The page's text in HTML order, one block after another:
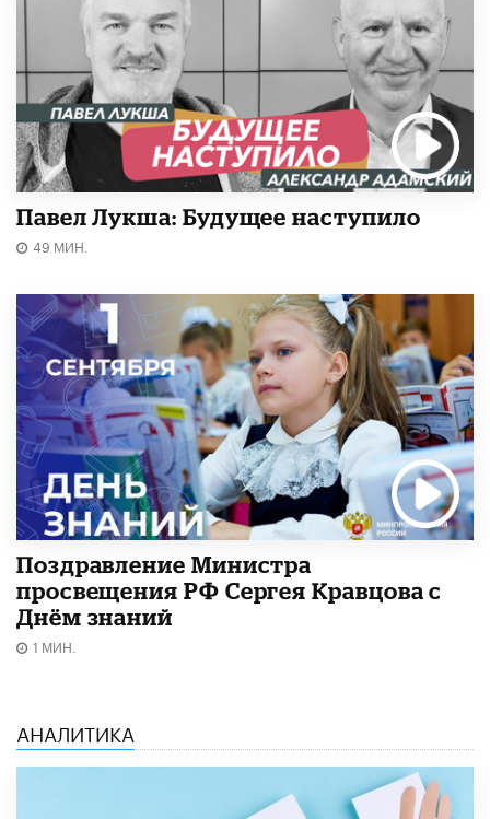
Павел Лукша: Будущее наступило
49 МИН.
Поздравление Министра
просвещения РФ Сергея Кравцова с
Днём знаний
1 МИН.
АНАЛИТИКА